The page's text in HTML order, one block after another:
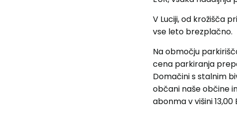
V Luciji, od krožišča
vse leto brezplačno.
Na območju
cena parkiranja
Domačini s stalnim
občani naše občine
abonma v višini 13,00